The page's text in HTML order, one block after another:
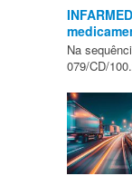
Na
079/CD/